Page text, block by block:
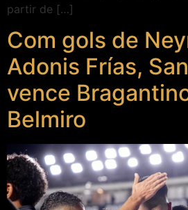
partir de […]
Com gols de
Adonis Frías,
vence
Belmiro